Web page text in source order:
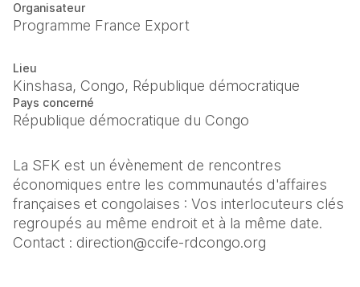
Organisateur
Programme France Export
Lieu
Kinshasa, Congo, République démocratique
Pays concerné
République démocratique du Congo
La SFK est un évènement de rencontres
économiques entre les communautés d'affaires
françaises et congolaises : Vos interlocuteurs clés
regroupés au même endroit et à la même date.
Contact : direction@ccife-rdcongo.org